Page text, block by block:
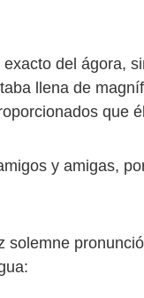
del ágora,
llena de
que
y amigas,
pronunció